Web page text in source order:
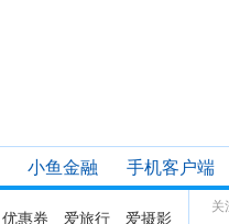
小鱼金融 手机客户端
关
优惠券 爱旅行
爱摄影